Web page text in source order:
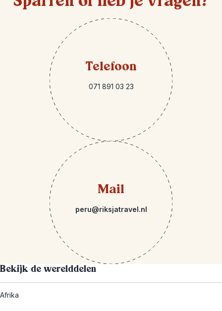
Telefoon
071 891 03 23
Mail
peru@riksjatravel.nl
Bekijk de werelddelen
Afrika